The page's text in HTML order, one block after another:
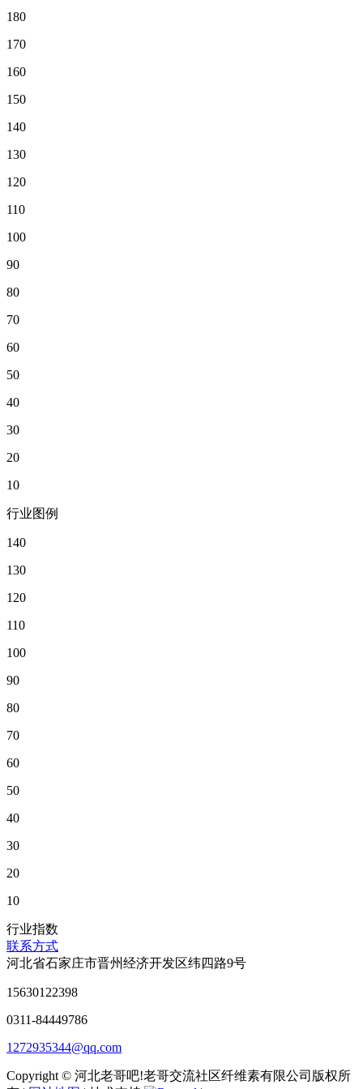
180
170
160
150
140
130
120
110
100
90
80
70
60
50
40
30
20
10
行业图例
140
130
120
110
100
90
80
70
60
50
40
30
20
10
行业指数
联系方式
河北省石家庄市晋州经济开发区纬四路9号
15630122398
0311-84449786
1272935344@qq.com
Copyright © 河北老哥吧!老哥交流社区纤维素有限公司版权所